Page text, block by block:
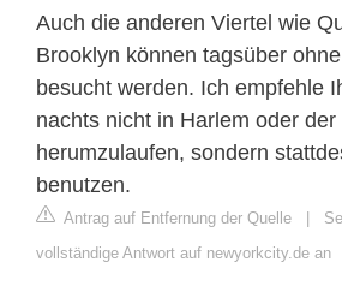
Auch die anderen Viertel wie
Brooklyn können tagsüber
besucht werden. Ich empfehle
nachts nicht in Harlem oder der
herumzulaufen, sondern
benutzen.
Antrag auf Entfernung der Quelle
vollständige Antwort auf newyorkcity.de an